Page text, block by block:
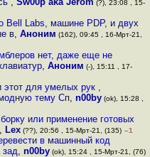
(?), 23:08 , 15-
Bell Labs, машине PDP, и двух
в, Аноним (162), 09:45 , 16-Мрт-21,
нет, даже еще не
, Аноним (-), 15:11 , 17-
этот для умелых рук ,
тему Сп,n00by (ok), 15:28 ,
или применение готовых
, Lex(??), 20:56 , 15-Мрт-21, (135) –1
в машинный код
зад,n00by (ok), 15:24 , 15-Мрт-21, (76)